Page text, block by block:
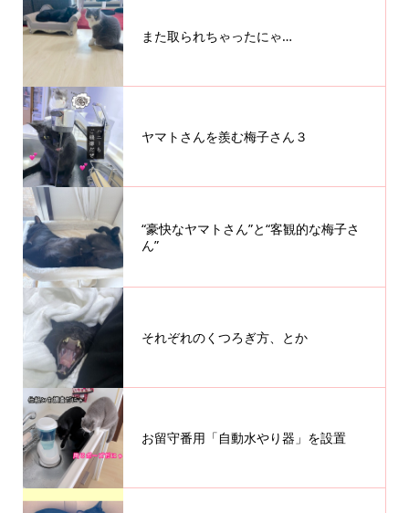
また取られちゃったにゃ…
ヤマトさんを羨む梅子さん３
“豪快なヤマトさん”と“客観的な梅子さ
ん”
それぞれのくつろぎ方、とか
お留守番用「自動水やり器」を設置